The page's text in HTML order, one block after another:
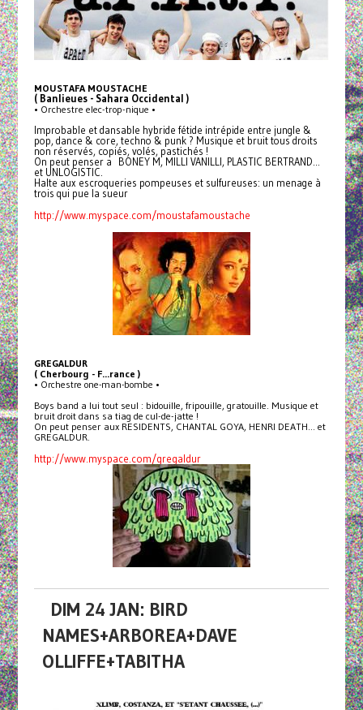
MOUSTAFA MOUSTACHE
( Banlieues - Sahara Occidental )
• Orchestre elec-trop-nique •
Improbable et dansable hybride fétide intrépide entre jungle &
pop, dance & core, techno & punk ? Musique et bruit tous droits
non réservés, copiés, volés, pastichés !
On peut penser a BONEY M, MILLI VANILLI, PLASTIC BERTRAND...
et UNLOGISTIC.
Halte aux escroqueries pompeuses et sulfureuses: un menage à
trois qui pue la sueur
http://www.myspace.com/moustafamoustache
GREGALDUR
( Cherbourg - F...rance )
• Orchestre one-man-bombe •
Boys band a lui tout seul : bidouille, fripouille, gratouille. Musique et
bruit droit dans sa tiag de cul-de-jatte !
On peut penser aux RESIDENTS, CHANTAL GOYA, HENRI DEATH... et
GREGALDUR.
http://www.myspace.com/gregaldur
DIM 24 JAN: BIRD
NAMES+ARBOREA+DAVE
OLLIFFE+TABITHA